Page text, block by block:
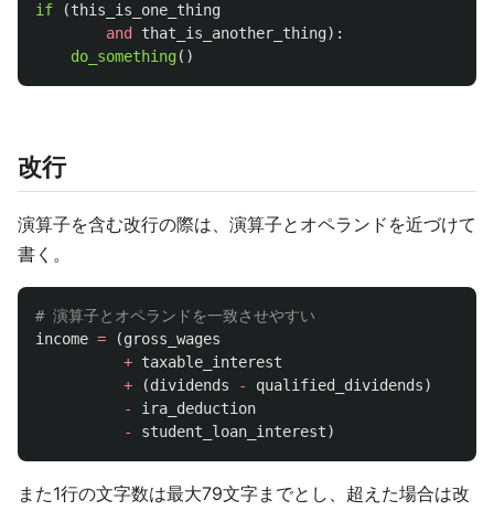
if
(this_is_one_thing
and
that_is_another_thing):
do_something()
改行
演算子を含む改行の際は、演算子とオペランドを近づけて
書く。
income = (gross_wages
+ taxable_interest
+
(dividends - qualified_dividends)
-
ira_deduction
-
student_loan_interest)
また1行の文字数は最大79文字までとし、超えた場合は改